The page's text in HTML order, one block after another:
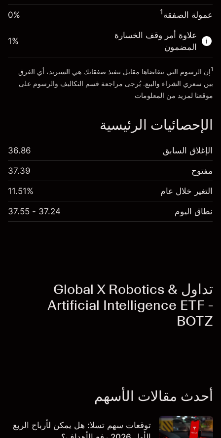
انتقل إلى المنصة
حجم الصفقة بالرافعة المالية ~
الأموال من الرافعة المالية ~ دولار
انتقل إلى المنصة
عمولة الصفقة1
0%
علاوة أمر وقف الخسارة
المضمون
1%
1إن الرسوم التي نتقاضاها مقابل تنفيذ صفقاتك هي السبريد، أي الفرق
بين سعري الشراء والبيع. يُرجى مراجعة قسم التكاليف والرسوم على
موقعنا لمزيد من المعلومات
الإحصائيات الرئيسية
الإغلاق السابق 36.86
مفتوح 37.39
التغير خلال عام 11.51%
نطاق اليوم 37.24 - 37.55
تداول Global X Robotics &
Artificial Intelligence ETF -
BOTZ
أحدث مقالات الأسهم
توقعات سهم تسلا: هل يمكن لأرباح الربع